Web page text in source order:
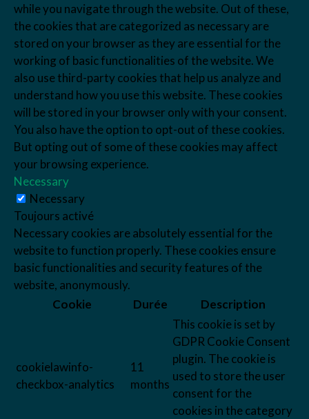
while you navigate through the website. Out of these,
the cookies that are categorized as necessary are
stored on your browser as they are essential for the
working of basic functionalities of the website. We
also use third-party cookies that help us analyze and
understand how you use this website. These cookies
will be stored in your browser only with your consent.
You also have the option to opt-out of these cookies.
But opting out of some of these cookies may affect
your browsing experience.
Necessary
Necessary
Toujours activé
Necessary cookies are absolutely essential for the
website to function properly. These cookies ensure
basic functionalities and security features of the
website, anonymously.
Cookie
Durée Description
cookielawinfo-
checkbox-analytics
11
months
This cookie is set by
GDPR Cookie Consent
plugin. The cookie is
used to store the user
consent for the
cookies in the category